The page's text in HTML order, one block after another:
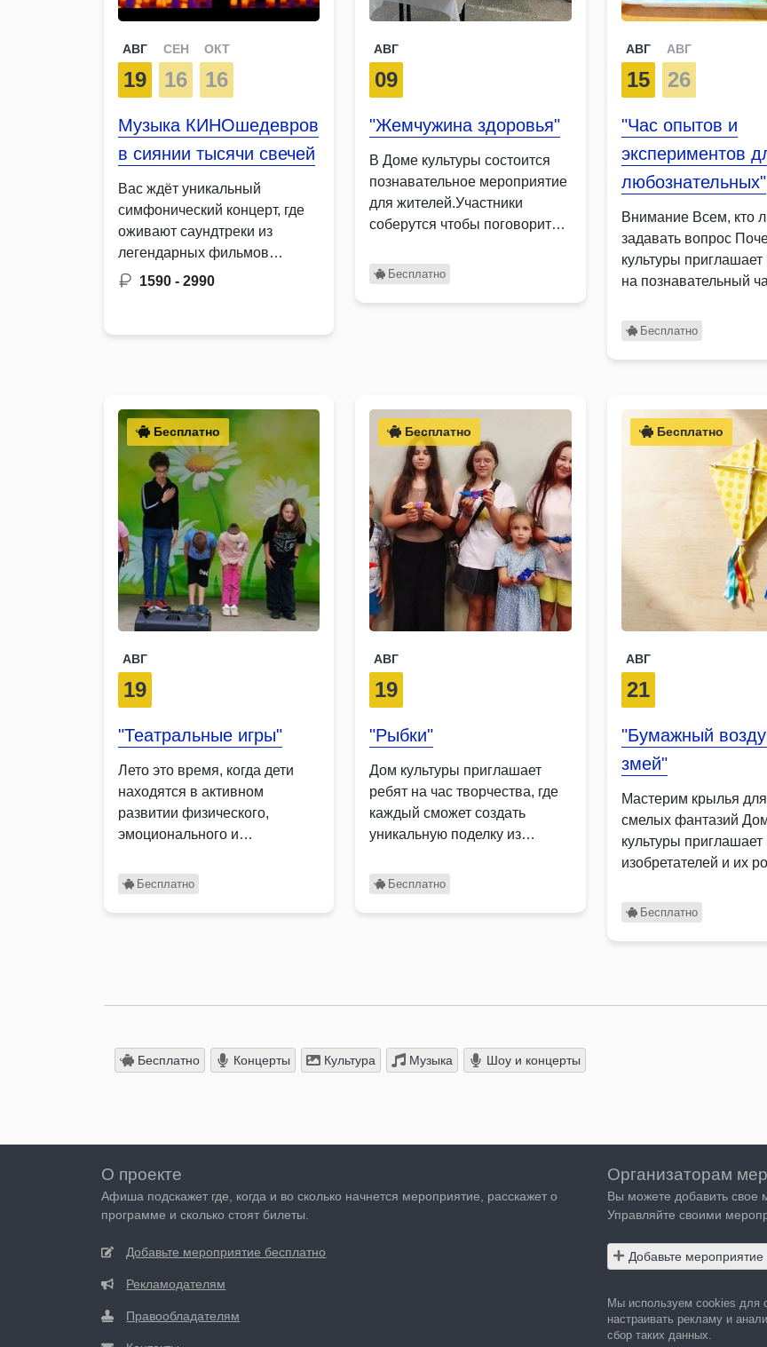
АВГ
19
СЕН
16
ОКТ
16
Музыка КИНОшедевров
в сиянии тысячи свечей
Вас ждёт уникальный
симфонический концерт, где
оживают саундтреки из
легендарных фильмов
Титаник Игра престолов
1590 - 2990
АВГ
09
"Жемчужина здоровья"
В Доме культуры состоится
познавательное мероприятие
для жителей.Участники
соберутся чтобы поговорить о
Бесплатно
АВГ
15
АВГ
26
"Час опытов и
экспериментов
любознательных"
Внимание Всем, кто
задавать вопрос
культуры приглашает
на познавательный
Бесплатно
Бесплатно
АВГ
19
"Театральные игры"
Лето это время, когда дети
находятся в активном
развитии физического,
эмоционального и
Помните, …
Бесплатно
Бесплатно
АВГ
19
"Рыбки"
Дом культуры приглашает
ребят на час творчества, где
каждый сможет создать
уникальную поделку из
Бесплатно
Бесплатно
АВГ
21
"Бумажный
змей"
Мастерим крылья
смелых фантазий
культуры
изобретателей и их
Бесплатно
Бесплатно Концерты Культура Музыка Шоу и концерты
О проекте
Афиша подскажет где, когда и во сколько начнется мероприятие, расскажет о
программе и сколько стоят билеты.
Добавьте мероприятие бесплатно
Рекламодателям
Правообладателям
Организаторам
Вы можете добавить свое
Управляйте своими
Добавьте мероприятие
Мы используем cookies для
настраивать рекламу и
сбор таких данных.